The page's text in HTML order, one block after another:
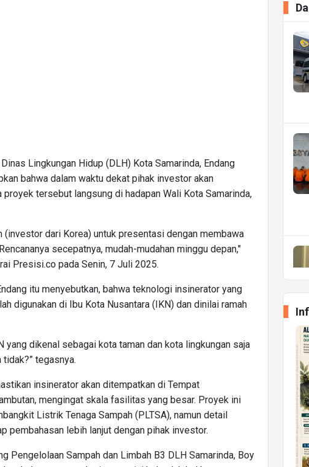
Lingkungan Hidup (DLH) Kota Samarinda, Endang
bahwa dalam waktu dekat pihak investor akan
tersebut langsung di hadapan Wali Kota Samarinda,
(investor dari Korea) untuk presentasi dengan membawa
secepatnya, mudah-mudahan minggu depan,"
Presisi.co pada Senin, 7 Juli 2025.
itu menyebutkan, bahwa teknologi insinerator yang
digunakan di Ibu Kota Nusantara (IKN) dan dinilai ramah
yang dikenal sebagai kota taman dan kota lingkungan saja
tegasnya.
insinerator akan ditempatkan di Tempat
mengingat skala fasilitas yang besar. Proyek ini
Listrik Tenaga Sampah (PLTSA), namun detail
pembahasan lebih lanjut dengan pihak investor.
Pengelolaan Sampah dan Limbah B3 DLH Samarinda, Boy